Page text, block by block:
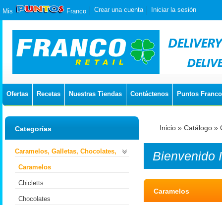
Mis Franco Crear una cuenta Iniciar la sesión
Ofertas Recetas Nuestras Tiendas Contáctenos Puntos Franco
Inicio » Catálogo »
Bienvenido
Caramelos
Categorías
Caramelos, Galletas, Chocolates,
Caramelos
Chicletts
Chocolates